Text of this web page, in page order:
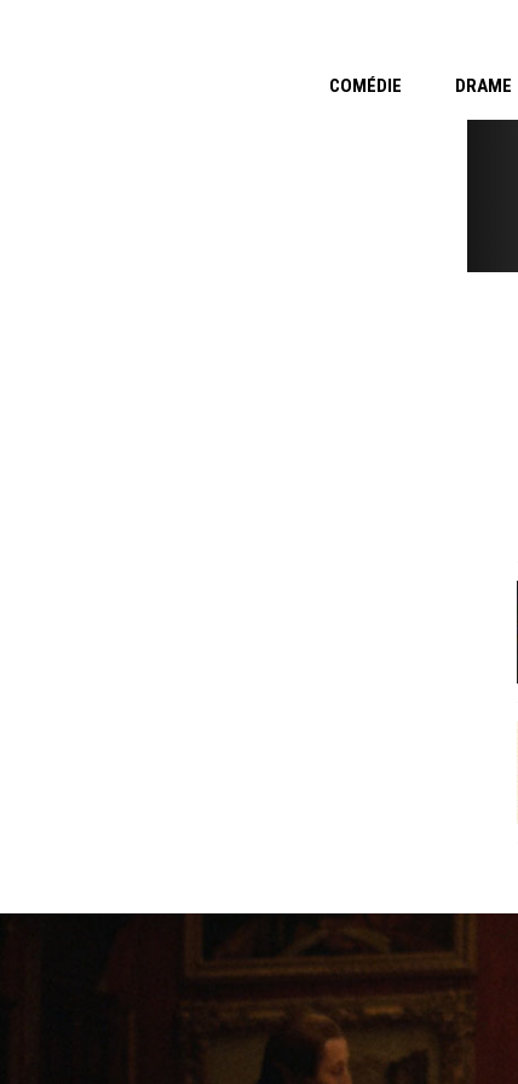
COMÉDIE DRAME